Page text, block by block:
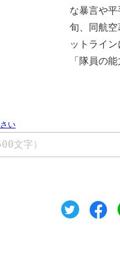
航空自衛隊入間基
な暴言や
旬、同航
ットライ
「隊員の
ツイート